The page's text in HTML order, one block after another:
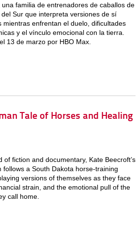
una familia de entrenadores de caballos de
del Sur que interpreta versiones de sí
mientras enfrentan el duelo, dificultades
y el vínculo emocional con la tierra.
13 de marzo por HBO Max.
Tale of Horses and Healing
of fiction and documentary, Kate Beecroft’s
follows a South Dakota horse-training
versions of themselves as they face
strain, and the emotional pull of the
call home.